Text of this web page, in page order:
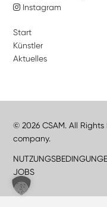
Instagram
Start
Künstler
Aktuelles
© 2026 CSAM. All Rights
company.
JOBS